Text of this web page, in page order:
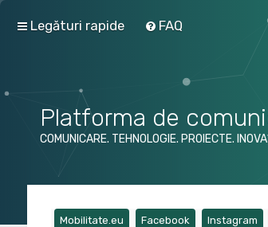
Legături rapide FAQ
Platforma de
COMUNICARE. TEHNOLOGIE. PROIECTE.
Mobilitate.eu(Opens a new tab)
Facebook(Opens a new
Instagram